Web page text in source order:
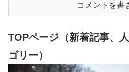
コメントを書
TOPページ（新着記事、
ゴリー）